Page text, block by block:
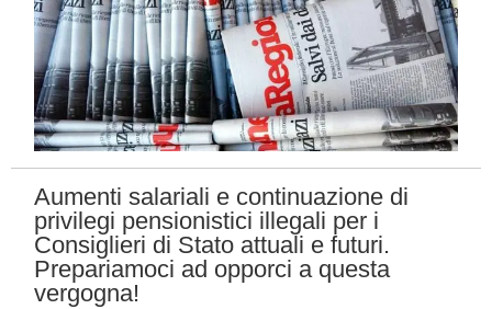
Aumenti salariali e continuazione di
privilegi pensionistici illegali per i
Consiglieri di Stato attuali e futuri.
Prepariamoci ad opporci a questa
vergogna!